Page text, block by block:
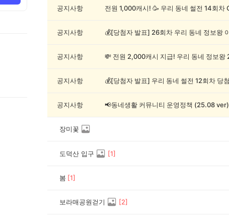
목
공지사항
공지사항
공지사항
공지사항
공지사항 📢동네생활 커뮤니티 운영정책 (25.08 ver)
장미꽃
도덕산 입구 [1]
봄 [1]
보라매공원걷기 [2]